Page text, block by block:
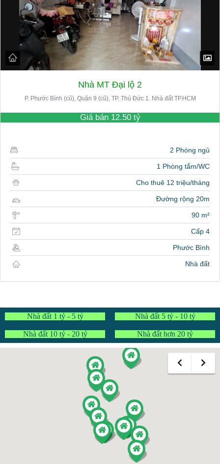
Nhà MT Đại lộ 2
P. Phước Bình (cũ), Quận 9 (cũ), TP. Thủ Đức 1. Nhà đất TP.HCM
Giá bán 12.50 tỷ
2 Phòng ngủ
1 Phòng tắm/WC
Cho thuê 12 triệu/tháng
Đường rộng 20m
90 m²
Cấp 4
Phước Bình
Nhà đất
Nhà đất 1 tỷ - 5 tỷ Nhà đất 5 tỷ - 10 tỷ
Nhà đất 10 tỷ - 20 tỷ Nhà đất hơn 20 tỷ